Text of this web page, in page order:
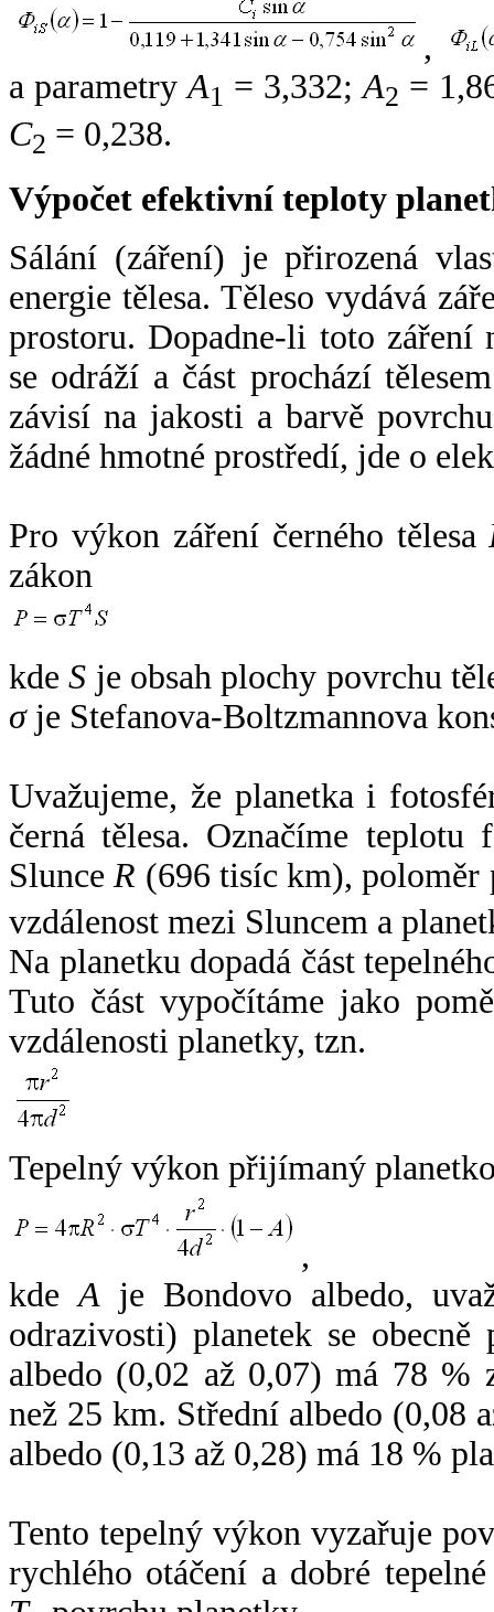
,
a parametryA1 = 3,332;A2 =
C2 = 0,238.
Výpočet efektivní teploty
Sálání (záření) je přirozená
energie tělesa. Těleso vydává
prostoru. Dopadne-li toto záření
se odráží a část prochází
závisí na jakosti a barvě
žádné hmotné prostředí, jde o
Pro výkon záření černého tělesa
zákon
kdeS je obsah plochy povrchu
σje Stefanova-Boltzmannova
Uvažujeme, že planetka i
černá tělesa. Označíme
SlunceR (696 tisíc km),
vzdálenost mezi Sluncem a
Na planetku dopadá část
Tuto část vypočítáme jako
vzdálenosti planetky, tzn.
Tepelný výkon přijímaný
,
kdeA je Bondovo albedo,
odrazivosti) planetek se
albedo (0,02 až 0,07) má 78 %
než 25 km. Střední albedo (0,08
albedo (0,13 až 0,28) má 18 %
Tento tepelný výkon vyzařuje
rychlého otáčení a dobré